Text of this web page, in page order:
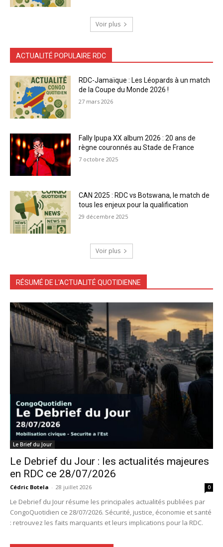
Voir plus
ACTUALITÉ POPULAIRE RDC
RDC-Jamaïque : Les Léopards à un match
de la Coupe du Monde 2026 !
27 mars 2026
Fally Ipupa XX album 2026 : 20 ans de
règne couronnés au Stade de France
7 octobre 2025
CAN 2025 : RDC vs Botswana, le match de
tous les enjeux pour la qualification
29 décembre 2025
Voir plus
RÉSUMÉ DE L'ACTUALITÉ QUOTIDIENNE
Le Brief du Jour
Le Debrief du Jour : les actualités majeures
en RDC ce 28/07/2026
Cédric Botela - 28 juillet 2026 0
Le Debrief du Jour résume les principales actualités publiées par
CongoQuotidien ce 28/07/2026. Sécurité, justice, économie et santé
: retrouvez les faits marquants et leurs implications pour la RDC.